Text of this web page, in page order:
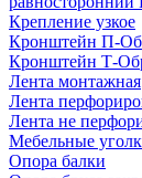
Крепление узкое
Кронштейн П-
Кронштейн Т-
Лента монтажная
Лента
Лента не
Мебельные
Опора балки